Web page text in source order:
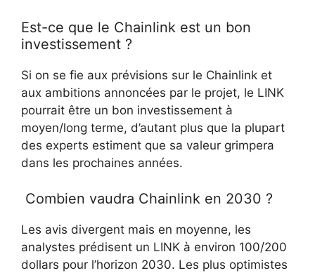
Est-ce que le Chainlink est un bon
investissement ?
Si on se fie aux prévisions sur le Chainlink et
aux ambitions annoncées par le projet, le LINK
pourrait être un bon investissement à
moyen/long terme, d’autant plus que la plupart
des experts estiment que sa valeur grimpera
dans les prochaines années.
Combien vaudra Chainlink en 2030 ?
Les avis divergent mais en moyenne, les
analystes prédisent un LINK à environ 100/200
dollars pour l’horizon 2030. Les plus optimistes